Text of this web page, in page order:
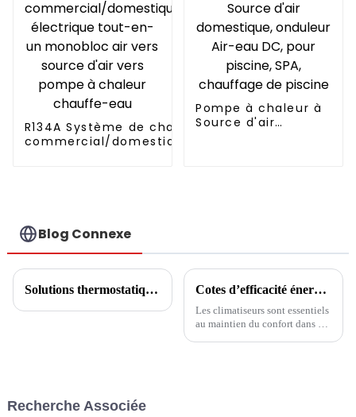
R134A Système de chauffage
commercial/domestique/résidentiel
Pompe à chaleur à
Source d'air
Blog Connexe
Solutions thermostatiques pour serres de fleurs Cotes d’efficacité énergétique des climatiseurs
Les climatiseurs sont essentiels
au maintien du confort dans de
Recherche Associée